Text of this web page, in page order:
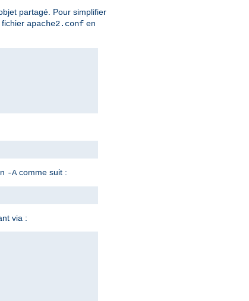
partagé. Pour simplifier
apache2.conf en
-Acomme suit :
via :